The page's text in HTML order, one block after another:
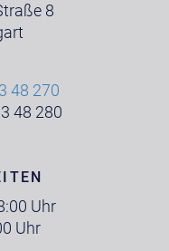
8
48 270
48 280
Uhr
Uhr